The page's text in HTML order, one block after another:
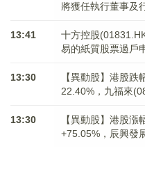
將獲任執行董事及
13:41
十方控股
易的紙質股票過戶
13:30
【異動股】港股
22.40%，九福來
13:30
【異動股】港股
+75.05%，辰興發